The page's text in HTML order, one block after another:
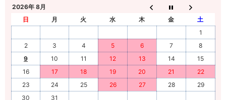
2026年 8月
日
月 火 水 木 金
土
1
2
3 4 5 6 7
8
9
10 11 12 13 14
15
16
17 18 19 20 21
22
23
24 25 26 27 28
29
30
31